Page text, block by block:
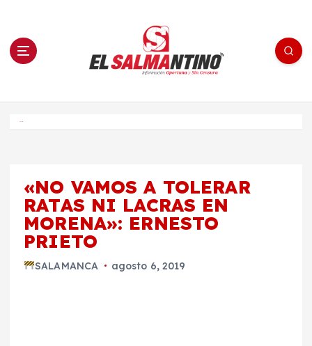
n El Salmantino - medios/noticias/editorial
«NO VAMOS A TOLERAR
RATAS NI LACRAS EN
MORENA»: ERNESTO
PRIETO
SALAMANCA agosto 6, 2019